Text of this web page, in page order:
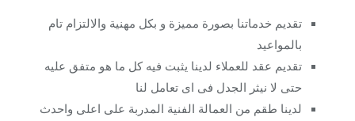
تقديم خدماتنا بصورة مميزة و بكل مهنية والالتزام تام
بالمواعيد
تقديم عقد للعملاء لدينا يثبت فيه كل ما هو متفق عليه
حتى لا نيثر الجدل فى اى تعامل لنا
لدينا طقم من العمالة الفنية المدربة على اعلى واحدث